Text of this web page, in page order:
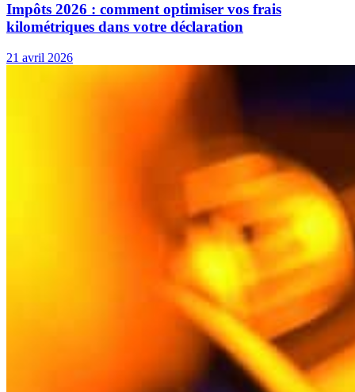
Impôts 2026 : comment optimiser vos frais
kilométriques dans votre déclaration
21 avril 2026